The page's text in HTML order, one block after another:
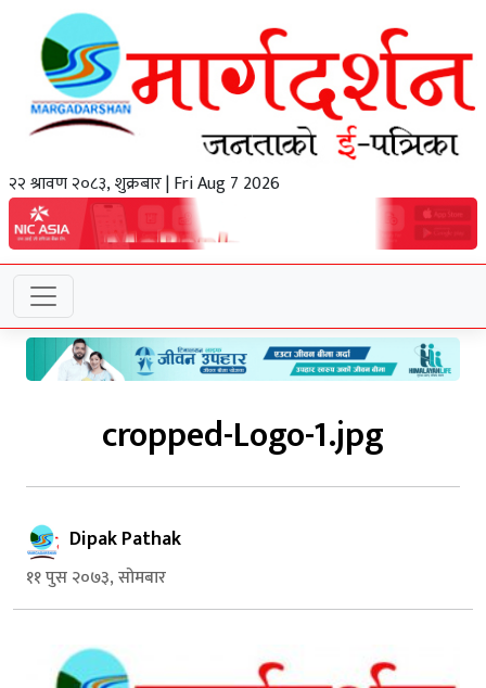
२२ श्रावण २०८३, शुक्रबार | Fri Aug 7 2026
cropped-Logo-1.jpg
Dipak Pathak
११ पुस २०७३, सोमबार